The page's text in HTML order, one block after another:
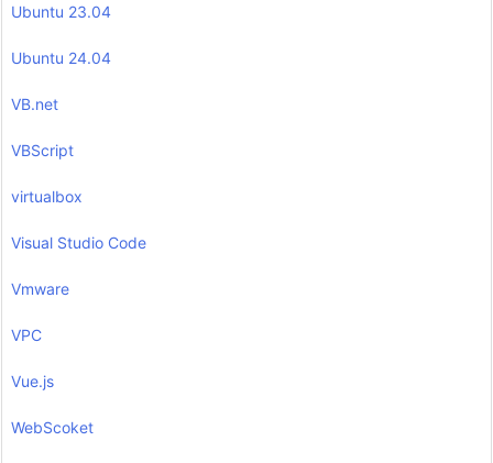
Ubuntu 23.04
Ubuntu 24.04
VB.net
VBScript
virtualbox
Visual Studio Code
Vmware
VPC
Vue.js
WebScoket